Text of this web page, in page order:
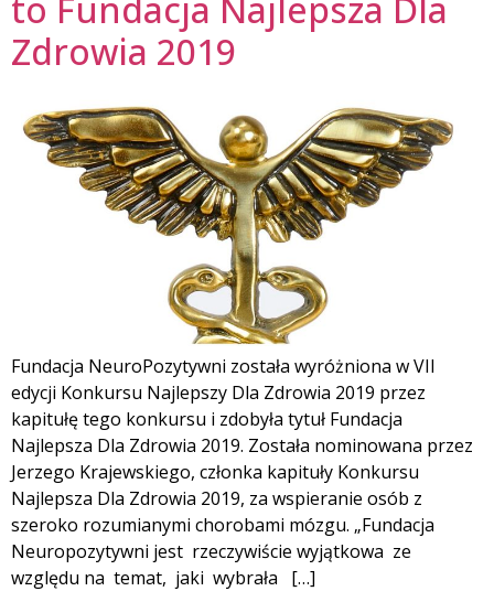
Zdrowia 2019
Fundacja NeuroPozytywni została wyróżniona w VII
edycji Konkursu Najlepszy Dla Zdrowia 2019 przez
kapitułę tego konkursu i zdobyła tytuł Fundacja
Najlepsza Dla Zdrowia 2019. Została nominowana przez
Jerzego Krajewskiego, członka kapituły Konkursu
Najlepsza Dla Zdrowia 2019, za wspieranie osób z
szeroko rozumianymi chorobami mózgu. „Fundacja
Neuropozytywni jest rzeczywiście wyjątkowa ze
względu na temat, jaki wybrała […]